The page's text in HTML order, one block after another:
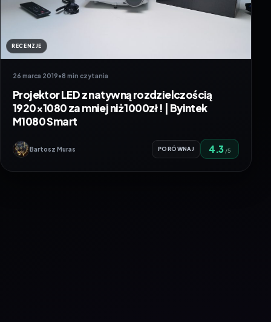
RECENZJE
26 marca 2019•8 min czytania
Projektor LED z natywną rozdzielczością
1920×1080 za mniej niż 1000zł ! | Byintek
M1080 Smart
Bartosz Muras PORÓWNAJ 4.3 /5